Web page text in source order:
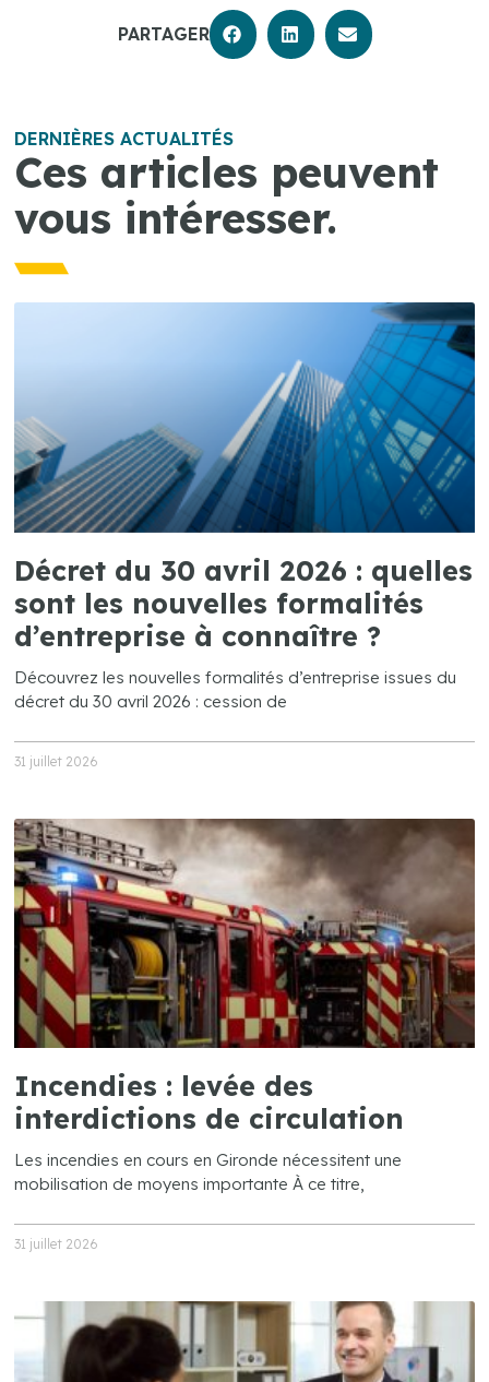
PARTAGER
DERNIÈRES ACTUALITÉS
Ces articles peuvent
vous intéresser.
Décret du 30 avril 2026 : quelles
sont les nouvelles formalités
d’entreprise à connaître ?
Découvrez les nouvelles formalités d’entreprise issues du
décret du 30 avril 2026 : cession de
31 juillet 2026
Incendies : levée des
interdictions de circulation
Les incendies en cours en Gironde nécessitent une
mobilisation de moyens importante À ce titre,
31 juillet 2026